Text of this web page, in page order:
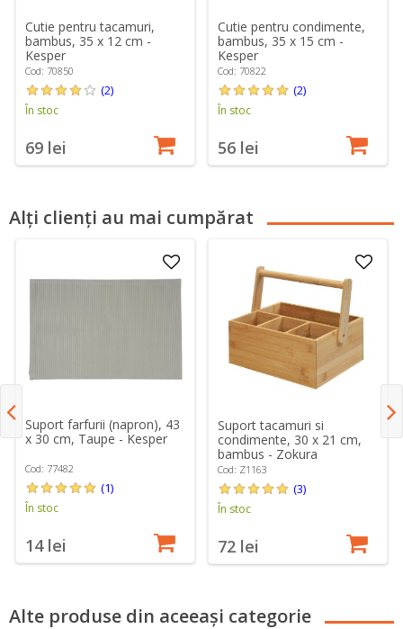
Cutie pentru tacamuri,
bambus, 35 x 12 cm -
Kesper
Cod: 70850
(2)
În stoc
69 lei
Cutie pentru condimente,
bambus, 35 x 15 cm -
Kesper
Cod: 70822
(2)
În stoc
56 lei
Alți clienți au mai cumpărat
Suport farfurii (napron), 43
x 30 cm, Taupe - Kesper
Cod: 77482
(1)
În stoc
14 lei
Suport tacamuri si
condimente, 30 x 21 cm,
bambus - Zokura
Cod: Z1163
(3)
În stoc
72 lei
Alte produse din aceeași categorie